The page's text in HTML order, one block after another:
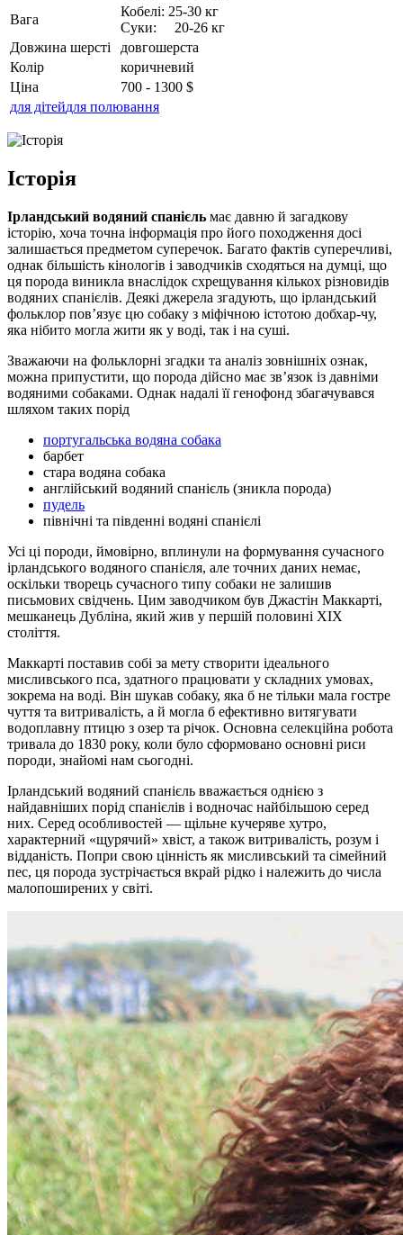
Вага
Кобелі: 25-30 кг
Суки: 20-26 кг
Довжина шерсті
довгошерста
Колір
коричневий
Ціна
700 - 1300 $
для дітейдля полювання
Історія
Ірландський водяний спанієль має давню й загадкову
історію, хоча точна інформація про його походження досі
залишається предметом суперечок. Багато фактів суперечливі,
однак більшість кінологів і заводчиків сходяться на думці, що
ця порода виникла внаслідок схрещування кількох різновидів
водяних спанієлів. Деякі джерела згадують, що ірландський
фольклор пов’язує цю собаку з міфічною істотою добхар-чу,
яка нібито могла жити як у воді, так і на суші.
Зважаючи на фольклорні згадки та аналіз зовнішніх ознак,
можна припустити, що порода дійсно має зв’язок із давніми
водяними собаками. Однак надалі її генофонд збагачувався
шляхом таких порід
португальська водяна собака
барбет
стара водяна собака
англійський водяний спанієль (зникла порода)
пудель
північні та південні водяні спанієлі
Усі ці породи, ймовірно, вплинули на формування сучасного
ірландського водяного спанієля, але точних даних немає,
оскільки творець сучасного типу собаки не залишив
письмових свідчень. Цим заводчиком був Джастін Маккарті,
мешканець Дубліна, який жив у першій половині XIX
століття.
Маккарті поставив собі за мету створити ідеального
мисливського пса, здатного працювати у складних умовах,
зокрема на воді. Він шукав собаку, яка б не тільки мала гостре
чуття та витривалість, а й могла б ефективно витягувати
водоплавну птицю з озер та річок. Основна селекційна робота
тривала до 1830 року, коли було сформовано основні риси
породи, знайомі нам сьогодні.
Ірландський водяний спанієль вважається однією з
найдавніших порід спанієлів і водночас найбільшою серед
них. Серед особливостей — щільне кучеряве хутро,
характерний «щурячий» хвіст, а також витривалість, розум і
відданість. Попри свою цінність як мисливський та сімейний
пес, ця порода зустрічається вкрай рідко і належить до числа
малопоширених у світі.